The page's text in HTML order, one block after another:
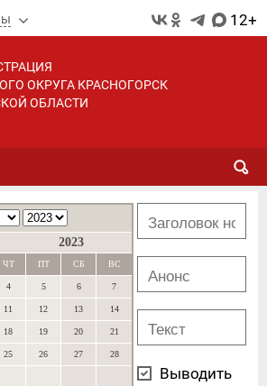
12+
ОКРУГА КРАСНОГОРСК
ОБЛАСТИ
2023
ЧТ ПТ СБ ВС
4 5 6 7
11 12 13 14
18 19 20 21
25 26 27 28
Выводить